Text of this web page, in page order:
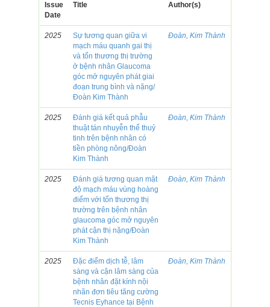
Issue
Date
Title Author(s)
2025
Sự tương quan giữa vi
mạch máu quanh gai thị
và tổn thương thị trường
ở bệnh nhân Glaucoma
góc mở nguyên phát giai
đoạn trung bình và nặng/
Đoàn Kim Thành
Đoàn, Kim Thành
2025
Đánh giá kết quả phẫu
thuật tán nhuyễn thể thuỷ
tinh trên bệnh nhân có
tiền phòng nông/Đoàn
Kim Thành
Đoàn, Kim Thành
2025
Đánh giá tương quan mật
độ mạch máu vùng hoàng
điểm với tổn thương thị
trường trên bệnh nhân
glaucoma góc mở nguyên
phát cận thị nặng/Đoàn
Kim Thành
Đoàn, Kim Thành
2025
Đặc điểm dịch tễ, lâm
sàng và cận lâm sàng của
bệnh nhân đặt kính nội
nhãn đơn tiêu tăng cường
Tecnis Eyhance tại Bệnh
Đoàn, Kim Thành